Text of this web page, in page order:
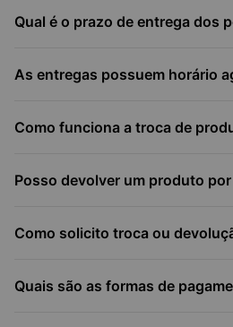
Qual é o prazo de entrega dos
As entregas possuem horário
Como funciona a troca de
Posso devolver um produto
Como solicito troca ou
Quais são as formas de